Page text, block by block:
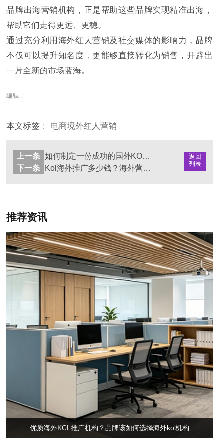
品牌出海营销机构，正是帮助这些品牌实现精准出海，
帮助它们走得更远、更稳。
通过充分利用海外红人营销及社交媒体的影响力，品牌
不仅可以提升知名度，更能够直接转化为销售，开辟出
一片全新的市场蓝海。
编辑：
本文标签： 电商境外红人营销
返回
列表
上一条
如何制定一份成功的国外KOL营销方案
下一条
Kol海外推广多少钱？海外营销新机遇，解密成本与回报
推荐资讯
优质海外KOL推广机构？品牌该如何选择海外kol机构